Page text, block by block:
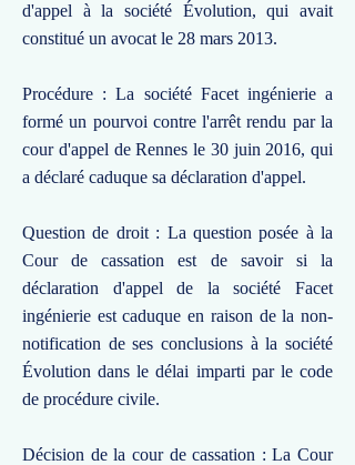
d'appel à la société Évolution, qui avait
constitué un avocat le 28 mars 2013.
Procédure : La société Facet ingénierie a
formé un pourvoi contre l'arrêt rendu par la
cour d'appel de Rennes le 30 juin 2016, qui
a déclaré caduque sa déclaration d'appel.
Question de droit : La question posée à la
Cour de cassation est de savoir si la
déclaration d'appel de la société Facet
ingénierie est caduque en raison de la non-
notification de ses conclusions à la société
Évolution dans le délai imparti par le code
de procédure civile.
Décision de la cour de cassation : La Cour